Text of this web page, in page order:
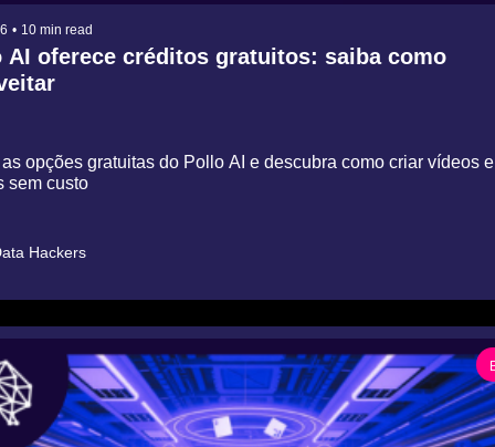
• 10 min read
AI oferece créditos gratuitos: saiba como
opções gratuitas do Pollo AI e descubra como criar vídeos e
sem custo
Hackers